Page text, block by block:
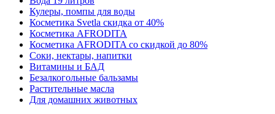
Кулеры, помпы для воды
Косметика Svetla скидка от 40%
Косметика AFRODITA
Косметика AFRODITA со скидкой до 80%
Соки, нектары, напитки
Витамины и БАД
Безалкогольные бальзамы
Растительные масла
Для домашних животных